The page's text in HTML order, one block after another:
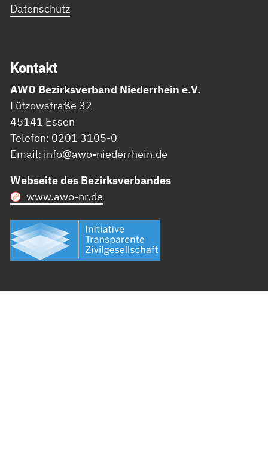
Datenschutz
Kon­takt
AWO Bezirksverband Niederrhein e.V.
Lützowstraße 32
45141 Essen
Telefon: 0201 3105-0
Email: info@awo-niederrhein.de
Webseite des Bezirksverbandes
www.awo-nr.de